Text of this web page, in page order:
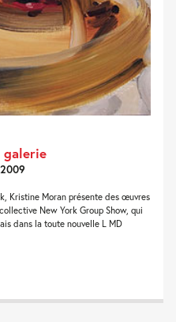
galerie
Kristine Moran présente des œuvres
New York Group Show, qui
dans la toute nouvelle L MD